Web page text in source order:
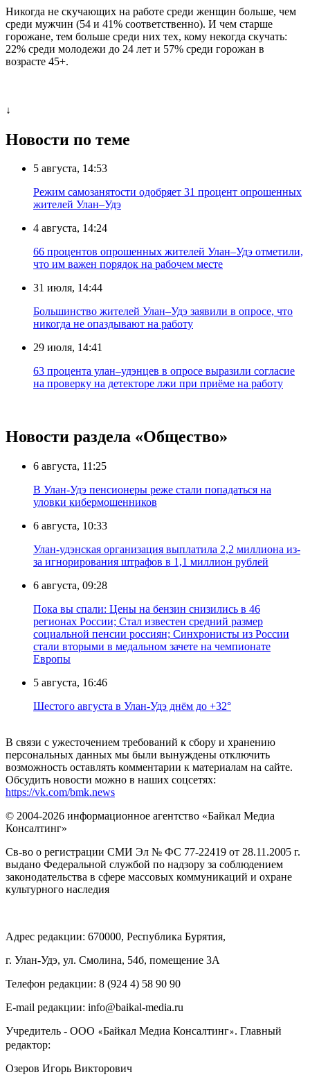
Никогда не скучающих на работе среди женщин больше, чем
среди мужчин (54 и 41% соответственно). И чем старше
горожане, тем больше среди них тех, кому некогда скучать:
22% среди молодежи до 24 лет и 57% среди горожан в
возрасте 45+.
↓
Новости по теме
5 августа, 14:53
Режим самозанятости одобряет 31 процент опрошенных
жителей Улан–Удэ
4 августа, 14:24
66 процентов опрошенных жителей Улан–Удэ отметили,
что им важен порядок на рабочем месте
31 июля, 14:44
Большинство жителей Улан–Удэ заявили в опросе, что
никогда не опаздывают на работу
29 июля, 14:41
63 процента улан–удэнцев в опросе выразили согласие
на проверку на детекторе лжи при приёме на работу
Новости раздела «Общество»
6 августа, 11:25
В Улан-Удэ пенсионеры реже стали попадаться на
уловки кибермошенников
6 августа, 10:33
Улан-удэнская организация выплатила 2,2 миллиона из-
за игнорирования штрафов в 1,1 миллион рублей
6 августа, 09:28
Пока вы спали: Цены на бензин снизились в 46
регионах России; Стал известен средний размер
социальной пенсии россиян; Синхронисты из России
стали вторыми в медальном зачете на чемпионате
Европы
5 августа, 16:46
Шестого августа в Улан-Удэ днём до +32°
В связи с ужесточением требований к сбору и хранению
персональных данных мы были вынуждены отключить
возможность оставлять комментарии к материалам на сайте.
Обсудить новости можно в наших соцсетях:
https://vk.com/bmk.news
© 2004-2026 информационное агентство «Байкал Медиа
Консалтинг»
Св-во о регистрации СМИ Эл № ФС 77-22419 от 28.11.2005 г.
выдано Федеральной службой по надзору за соблюдением
законодательства в сфере массовых коммуникаций и охране
культурного наследия
Адрес редакции: 670000, Республика Бурятия,
г. Улан-Удэ, ул. Смолина, 54б, помещение 3А
Телефон редакции: ‎‎8 (924 4) 58 90 90
E-mail редакции: info@baikal-media.ru
Учредитель - ООО «Байкал Медиа Консалтинг». Главный
редактор:
Озеров Игорь Викторович